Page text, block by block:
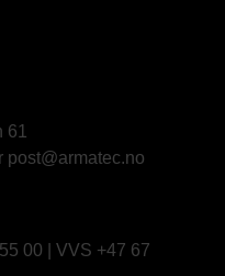
post@armatec.no
00 | VVS +47 67